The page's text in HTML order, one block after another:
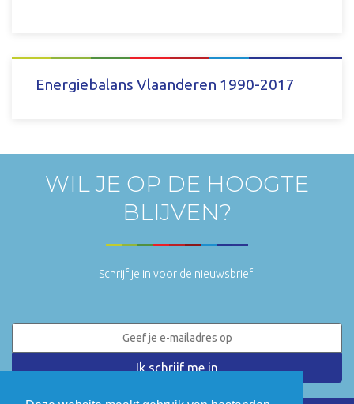
DOWNLOAD
Energiebalans Vlaanderen 1990-2017
WIL JE OP DE HOOGTE
BLIJVEN?
Schrijf je in voor de nieuwsbrief!